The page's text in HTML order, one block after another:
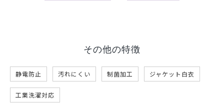
その他の特徴
静電防止 汚れにくい 制菌加工 ジャケット白衣
工業洗濯対応